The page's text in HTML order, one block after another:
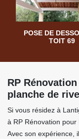
POSE DE
TOIT 69
RP
planche de
Si vous résidez à
à RP Rénovation pour
Avec son expérience,